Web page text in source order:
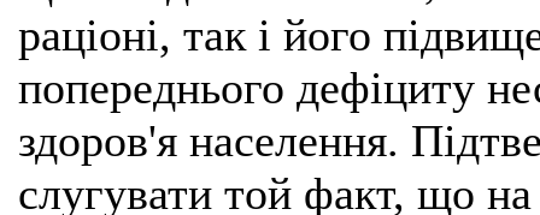
раціоні, так і його
попереднього дефіциту
здоров'я населення.
слугувати той факт, що на